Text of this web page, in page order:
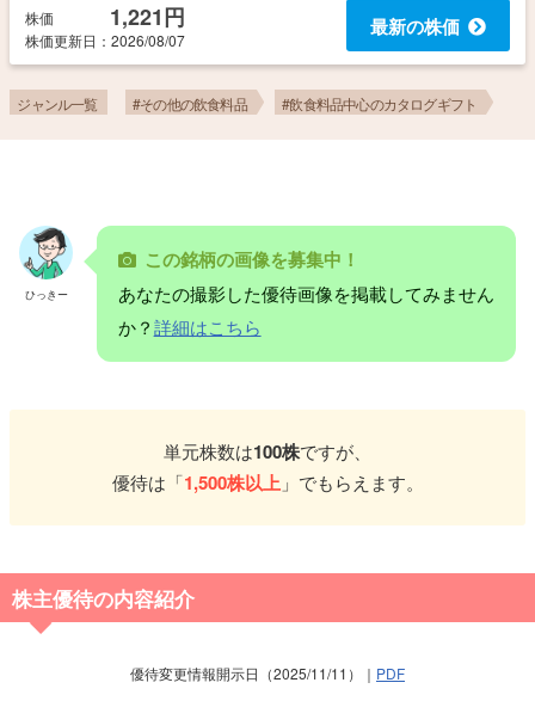
株価 1,221円
株価更新日 ：2026/08/07
最新の株価
ジャンル一覧 #その他の飲食料品 #飲食料品中心のカタログギフト
ひっきー
この銘柄の画像を募集中！
あなたの撮影した優待画像を掲載してみません
か？詳細はこちら
単元株数は100株ですが、
優待は「1,500株以上」でもらえます。
株主優待の内容紹介
優待変更情報開示日（2025/11/11）｜ PDF